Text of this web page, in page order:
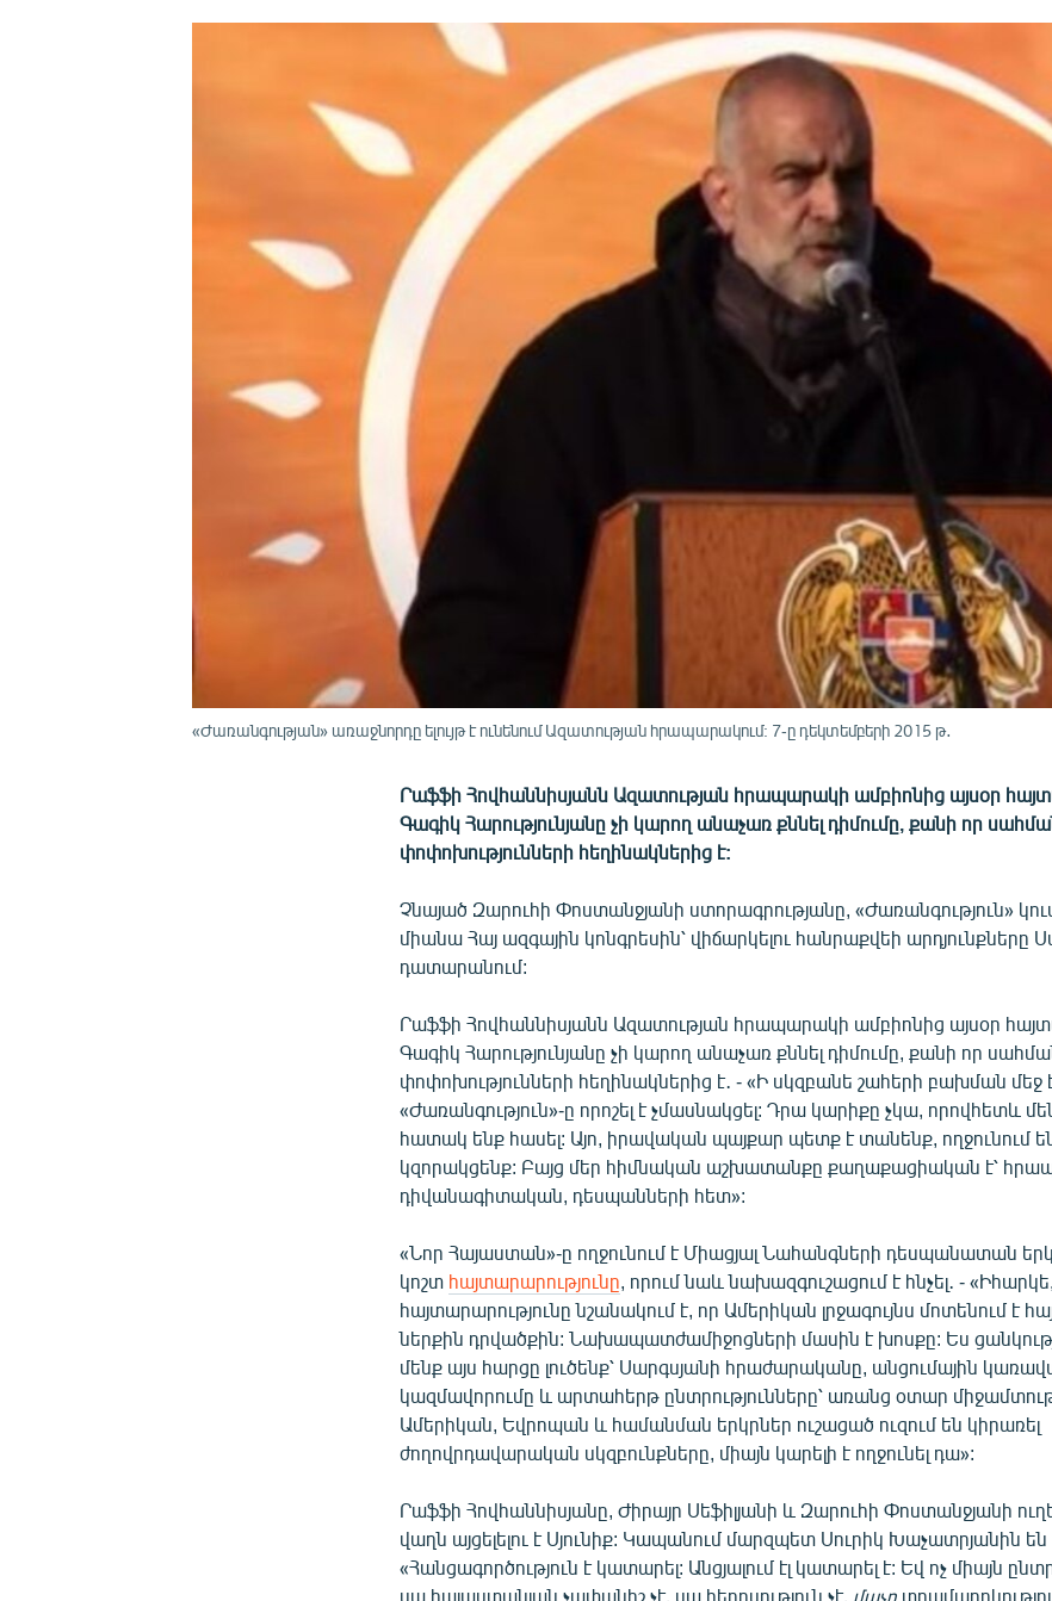
ՁԳՏԵԼՈՎ ԼԱՎԱԳՈՒՅՆԻՆ
«Ժառանգության» առաջնորդը ելույթ է ունենում Ազատության հրապարակում: 7-ը դեկտեմբերի 2015 թ․
Րաֆֆի Հովհաննիսյանն Ազատության հրապարակի ամբիոնից այսօր
Գագիկ Հարությունյանը չի կարող անաչառ քննել դիմումը, քանի որ
փոփոխությունների հեղինակներից է:
Չնայած Զարուհի Փոստանջյանի ստորագրությանը, «Ժառանգություն»
միանա Հայ ազգային կոնգրեսին՝ վիճարկելու հանրաքվեի
դատարանում:
Րաֆֆի Հովհաննիսյանն Ազատության հրապարակի ամբիոնից այսօր
Գագիկ Հարությունյանը չի կարող անաչառ քննել դիմումը, քանի որ
փոփոխությունների հեղինակներից է․ - «Ի սկզբանե շահերի բախման մեջ
«Ժառանգություն»-ը որոշել է չմասնակցել: Դրա կարիքը չկա, որովհետև
հատակ ենք հասել: Այո, իրավական պայքար պետք է տանենք, ողջունում
կզորակցենք: Բայց մեր հիմնական աշխատանքը քաղաքացիական է՝
դիվանագիտական, դեսպանների հետ»:
«Նոր Հայաստան»-ը ողջունում է Միացյալ Նահանգների դեսպանատան
կոշտ հայտարարությունը, որում նաև նախազգուշացում է հնչել․ -
հայտարարությունը նշանակում է, որ Ամերիկան լրջագույնս մոտենում է
ներքին դրվածքին: Նախապատժամիջոցների մասին է խոսքը: Ես
մենք այս հարցը լուծենք՝ Սարգսյանի հրաժարականը, անցումային
կազմավորումը և արտահերթ ընտրությունները՝ առանց օտար
Ամերիկան, Եվրոպան և համանման երկրներ ուշացած ուզում են կիրառել
ժողովրդավարական սկզբունքները, միայն կարելի է ողջունել դա»:
Րաֆֆի Հովհաննիսյանը, Ժիրայր Սեֆիլյանի և Զարուհի Փոստանջյանի
վաղն այցելելու է Սյունիք: Կապանում մարզպետ Սուրիկ Խաչատրյանին են
«Հանցագործություն է կատարել: Անցյալում էլ կատարել է: Եվ ոչ միայն
սա հայաստանյան չափանիշ չէ, սա հերոսություն չէ, մաչո